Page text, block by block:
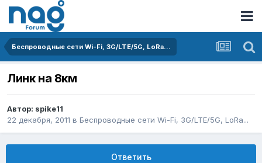
Беспроводные сети Wi-Fi, 3G/LTE/5G, LoRa...
Линк на 8км
Автор: spike11
22 декабря, 2011 в Беспроводные сети Wi-Fi, 3G/LTE/5G, LoRa...
Ответить